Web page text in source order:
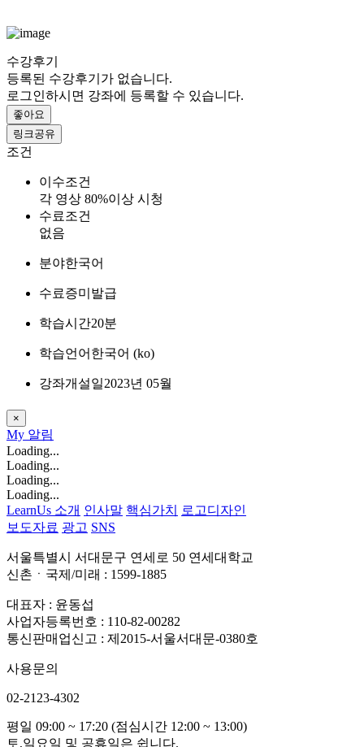
수강후기
등록된 수강후기가 없습니다.
로그인하시면 강좌에 등록할 수 있습니다.
좋아요
링크공유
조건
이수조건
각 영상 80%이상 시청
수료조건
없음
분야한국어
수료증미발급
학습시간20분
학습언어 한국어 ‎(ko)‎
강좌개설일2023년 05월
×
My 알림
Loading...
Loading...
Loading...
Loading...
LearnUs 소개 인사말 핵심가치
로고디자인
보도자료 광고 SNS
서울특별시 서대문구 연세로 50 연세대학교
신촌ㆍ국제/미래 : 1599-1885
대표자 : 윤동섭
사업자등록번호 : 110-82-00282
통신판매업신고 : 제2015-서울서대문-0380호
사용문의
02-2123-4302
평일 09:00 ~ 17:20 (점심시간 12:00 ~ 13:00)
토,일요일 및 공휴일은 쉽니다.